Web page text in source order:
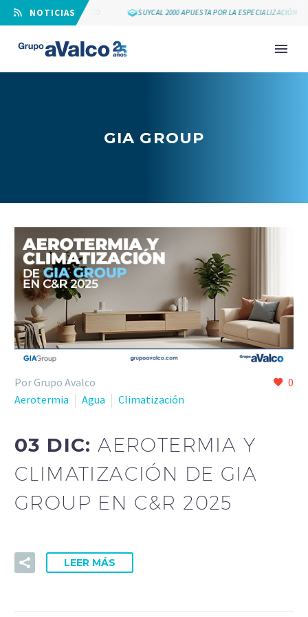
⠀NOTICIAS
25 AÑOS DE GRUPO AVALCO SUYCAL 2000 APUESTA POR LA ESPECIALIZACIÓN
GIA GROUP
0
Por Grupo Avalco
Aerotermia
Agua Climatización
03 DIC:AEROTERMIA Y
CLIMATIZACIÓN DE GIA
GROUP EN C&R 2025
LEER MÁS